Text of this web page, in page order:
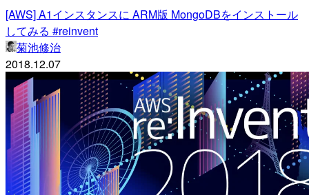
[AWS] A1インスタンスに ARM版 MongoDBをインストール
してみる #reinvent
菊池修治
2018.12.07